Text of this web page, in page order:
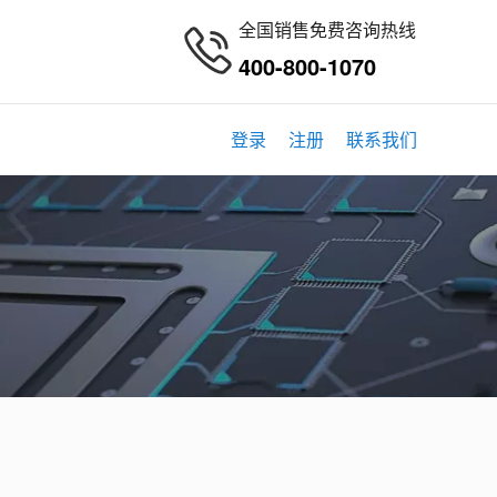
全国销售免费咨询热线
400-800-1070
登录 注册 联系我们